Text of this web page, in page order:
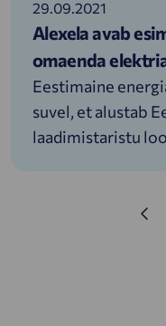
29.09.2021
Alexela avab
omaenda
Eestimaine
suvel, et alustab
laadimistaristu
jõudnud